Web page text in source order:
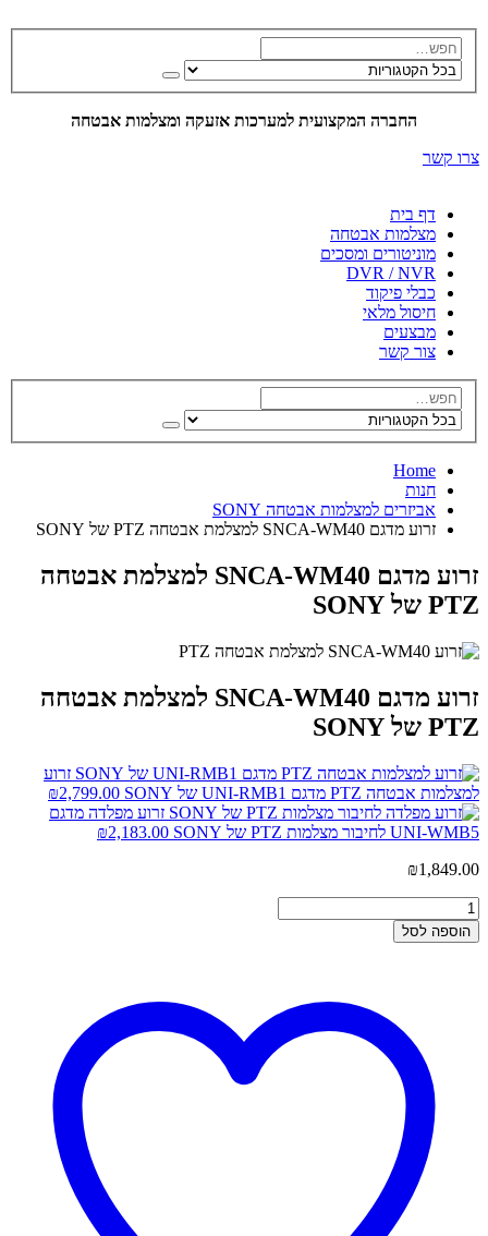
החברה המקצועית למערכות אזעקה ומצלמות אבטחה
צרו קשר
דף בית
מצלמות אבטחה
מוניטורים ומסכים
DVR / NVR
כבלי פיקוד
חיסול מלאי
מבצעים
צור קשר
Home
חנות
אביזרים למצלמות אבטחה SONY
זרוע מדגם SNCA-WM40 למצלמת אבטחה PTZ של SONY
זרוע מדגם SNCA-WM40 למצלמת אבטחה
PTZ של SONY
זרוע מדגם SNCA-WM40 למצלמת אבטחה
PTZ של SONY
זרוע
למצלמות אבטחה PTZ מדגם UNI-RMB1 של SONY
₪2,799.00
זרוע מפלדה מדגם
UNI-WMB5 לחיבור מצלמות PTZ של SONY
₪2,183.00
₪1,849.00
הוספה לסל